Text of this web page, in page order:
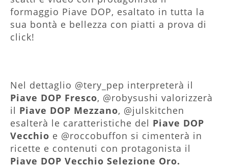
formaggio Piave DOP, esaltato in tutta la
sua bontà e bellezza con piatti a prova di
click!
Nel dettaglio @tery_pep interpreterà il
Piave DOP Fresco, @robysushi valorizzerà
il Piave DOP Mezzano, @julskitchen
esalterà le caratteristiche del Piave DOP
Vecchio e @roccobuffon si cimenterà in
ricette e contenuti con protagonista il
Piave DOP Vecchio Selezione Oro.